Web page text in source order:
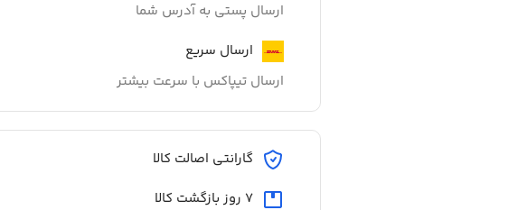
ارسال پستی به آدرس شما
ارسال سریع
ارسال تیپاکس با سرعت بیشتر
گارانتی اصالت کالا
7 روز بازگشت کالا